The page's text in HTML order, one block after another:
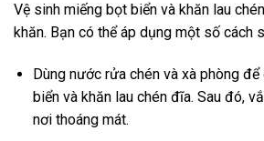
Vệ sinh miếng bọt biển và khăn lau
khăn. Bạn có thể áp dụng một số cách
Dùng nước rửa chén và xà phòng
biển và khăn lau chén đĩa. Sau đó,
nơi thoáng mát.